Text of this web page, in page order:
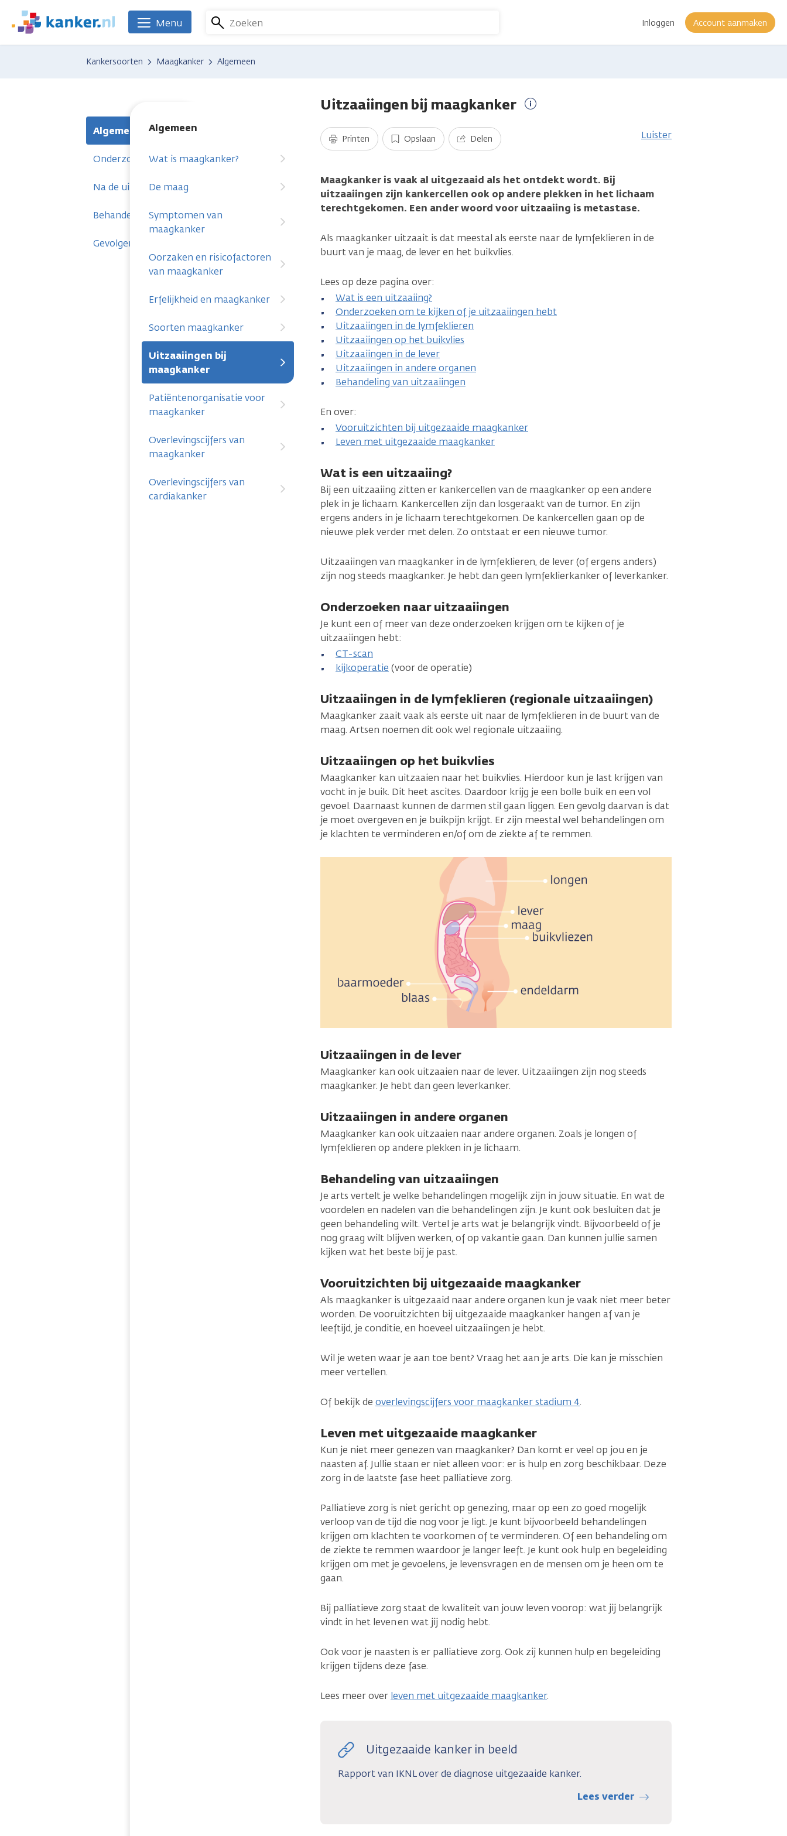
naar
We
zijn
Zoeken Inloggen Account aanmaken
Menu
Kankersoorten Maagkanker Algemeen
Algemeen Algemeen
Wat is maagkanker?
De maag
Symptomen van
maagkanker
Oorzaken en risicofactoren
van maagkanker
Erfelijkheid en maagkanker
Soorten maagkanker
Uitzaaiingen bij
maagkanker
Patiëntenorganisatie voor
maagkanker
Overlevingscijfers van
maagkanker
Overlevingscijfers van
cardiakanker
Onderzoeken
Na de uitslag
Behandelingen
Gevolgen
Uitzaaiingen bij maagkanker
Printen Opslaan Delen Luister
Maagkanker is vaak al uitgezaaid als het ontdekt wordt. Bij
uitzaaiingen zijn kankercellen ook op andere plekken in het lichaam
terechtgekomen. Een ander woord voor uitzaaiing is metastase.
Als maagkanker uitzaait is dat meestal als eerste naar de lymfeklieren in de
buurt van je maag, de lever en het buikvlies.
Lees op deze pagina over:
Wat is een uitzaaiing?
Onderzoeken om te kijken of je uitzaaiingen hebt
Uitzaaiingen in de lymfeklieren
Uitzaaiingen op het buikvlies
Uitzaaiingen in de lever
Uitzaaiingen in andere organen
Behandeling van uitzaaiingen
En over:
Vooruitzichten bij uitgezaaide maagkanker
Leven met uitgezaaide maagkanker
Wat is een uitzaaiing?
Bij een uitzaaiing zitten er kankercellen van de maagkanker op een andere
plek in je lichaam. Kankercellen zijn dan losgeraakt van de tumor. En zijn
ergens anders in je lichaam terechtgekomen. De kankercellen gaan op de
nieuwe plek verder met delen. Zo ontstaat er een nieuwe tumor.
Uitzaaiingen van maagkanker in de lymfeklieren, de lever (of ergens anders)
zijn nog steeds maagkanker. Je hebt dan geen lymfeklierkanker of leverkanker.
Onderzoeken naar uitzaaiingen
Je kunt een of meer van deze onderzoeken krijgen om te kijken of je
uitzaaiingen hebt:
CT-scan
kijkoperatie (voor de operatie)
Uitzaaiingen in de lymfeklieren (regionale uitzaaiingen)
Maagkanker zaait vaak als eerste uit naar de lymfeklieren in de buurt van de
maag. Artsen noemen dit ook wel regionale uitzaaiing.
Uitzaaiingen op het buikvlies
Maagkanker kan uitzaaien naar het buikvlies. Hierdoor kun je last krijgen van
vocht in je buik. Dit heet ascites. Daardoor krijg je een bolle buik en een vol
gevoel. Daarnaast kunnen de darmen stil gaan liggen. Een gevolg daarvan is dat
je moet overgeven en je buikpijn krijgt. Er zijn meestal wel behandelingen om
je klachten te verminderen en/of om de ziekte af te remmen.
Uitzaaiingen in de lever
Maagkanker kan ook uitzaaien naar de lever. Uitzaaiingen zijn nog steeds
maagkanker. Je hebt dan geen leverkanker.
Uitzaaiingen in andere organen
Maagkanker kan ook uitzaaien naar andere organen. Zoals je longen of
lymfeklieren op andere plekken in je lichaam.
Behandeling van uitzaaiingen
Je arts vertelt je welke behandelingen mogelijk zijn in jouw situatie. En wat de
voordelen en nadelen van die behandelingen zijn. Je kunt ook besluiten dat je
geen behandeling wilt. Vertel je arts wat je belangrijk vindt. Bijvoorbeeld of je
nog graag wilt blijven werken, of op vakantie gaan. Dan kunnen jullie samen
kijken wat het beste bij je past.
Vooruitzichten bij uitgezaaide maagkanker
Als maagkanker is uitgezaaid naar andere organen kun je vaak niet meer beter
worden. De vooruitzichten bij uitgezaaide maagkanker hangen af van je
leeftijd, je conditie, en hoeveel uitzaaiingen je hebt.
Wil je weten waar je aan toe bent? Vraag het aan je arts. Die kan je misschien
meer vertellen.
Of bekijk de overlevingscijfers voor maagkanker stadium 4.
Leven met uitgezaaide maagkanker
Kun je niet meer genezen van maagkanker? Dan komt er veel op jou en je
naasten af. Jullie staan er niet alleen voor: er is hulp en zorg beschikbaar. Deze
zorg in de laatste fase heet palliatieve zorg.
Palliatieve zorg is niet gericht op genezing, maar op een zo goed mogelijk
verloop van de tijd die nog voor je ligt. Je kunt bijvoorbeeld behandelingen
krijgen om klachten te voorkomen of te verminderen. Of een behandeling om
de ziekte te remmen waardoor je langer leeft. Je kunt ook hulp en begeleiding
krijgen om met je gevoelens, je levensvragen en de mensen om je heen om te
gaan.
Bij palliatieve zorg staat de kwaliteit van jouw leven voorop: wat jij belangrijk
vindt in het leven en wat jij nodig hebt.
Ook voor je naasten is er palliatieve zorg. Ook zij kunnen hulp en begeleiding
krijgen tijdens deze fase.
Lees meer over leven met uitgezaaide maagkanker.
Uitgezaaide kanker in beeld
Rapport van IKNL over de diagnose uitgezaaide kanker.
Lees verder